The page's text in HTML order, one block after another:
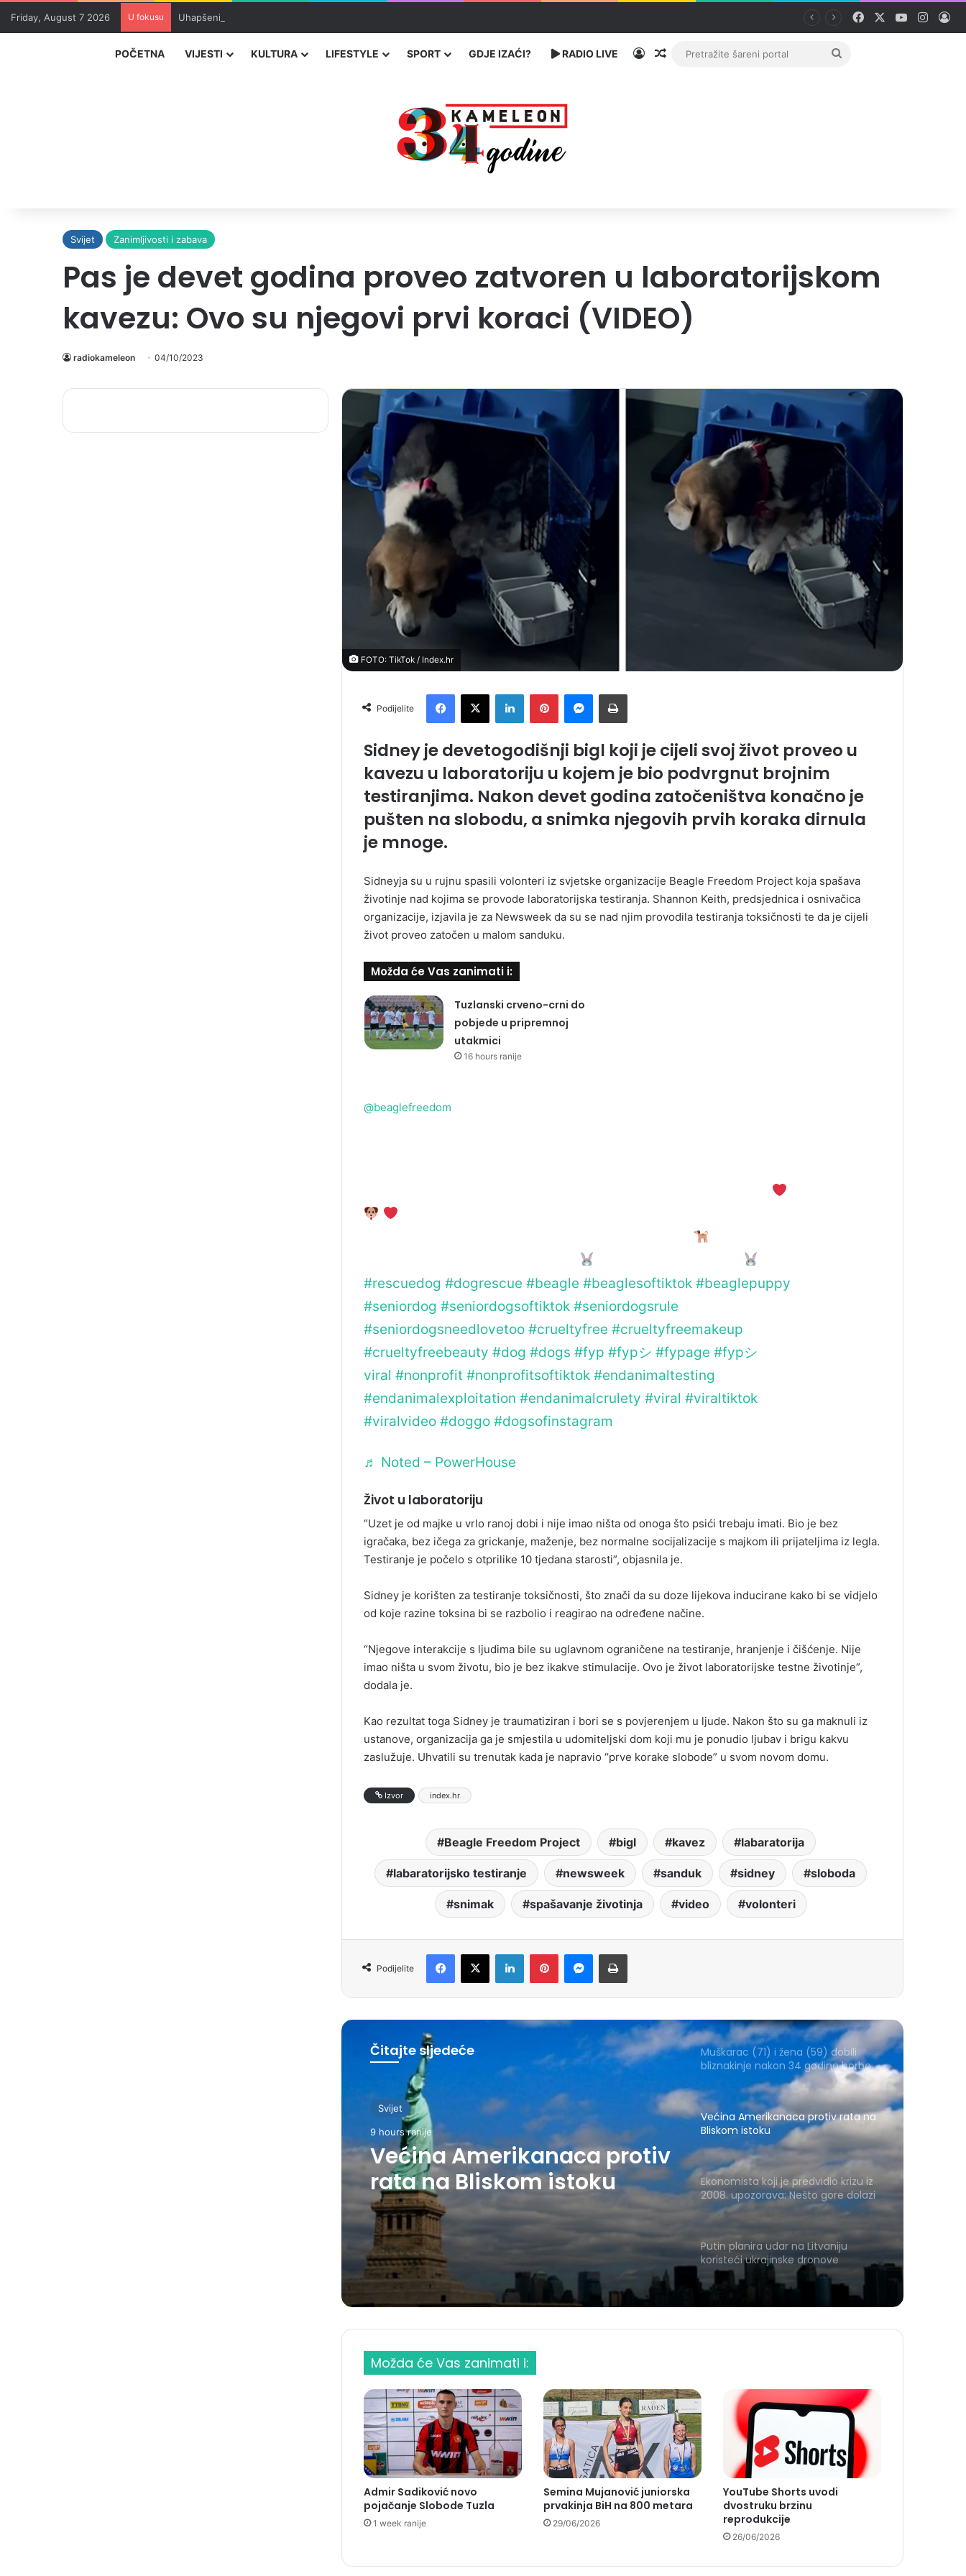
Friday, August 7 2026 U fokusu Uhapšeni organizatori krijumčarenja migranata preko BiH i Balkana Facebook YouTube
POČETNA VIJESTI KULTURA LIFESTYLE SPORT GDJE IZAĆI? RADIO LIVE PrijavaRandom članak
Pretražite
Svijet Zanimljivosti i zabava
Pas je devet godina proveo zatvoren u laboratorijskom
kavezu: Ovo su njegovi prvi koraci (VIDEO)
radiokameleon 04/10/2023
FOTO: TikTok / Index.hr
Podijelite
Sidney je devetogodišnji bigl koji je cijeli svoj život proveo u
kavezu u laboratoriju u kojem je bio podvrgnut brojnim
testiranjima. Nakon devet godina zatočeništva konačno je
pušten na slobodu, a snimka njegovih prvih koraka dirnula
je mnoge.
Sidneyja su u rujnu spasili volonteri iz svjetske organizacije Beagle Freedom Project koja spašava
životinje nad kojima se provode laboratorijska testiranja. Shannon Keith, predsjednica i osnivačica
organizacije, izjavila je za Newsweek da su se nad njim provodila testiranja toksičnosti te da je cijeli
život proveo zatočen u malom sanduku.
Možda će Vas zanimati i:
Tuzlanski crveno-crni do
pobjede u pripremnoj
utakmici
16 hours ranije
@beaglefreedom
#rescuedog #dogrescue #beagle #beaglesoftiktok #beaglepuppy
#seniordog #seniordogsoftiktok #seniordogsrule
#seniordogsneedlovetoo #crueltyfree #crueltyfreemakeup
#crueltyfreebeauty #dog #dogs #fyp #fypシ #fypage #fypシ゚
viral #nonprofit #nonprofitsoftiktok #endanimaltesting
#endanimalexploitation #endanimalcrulety #viral #viraltiktok
#viralvideo #doggo #dogsofinstagram
♬ Noted – PowerHouse
Život u laboratoriju
“Uzet je od majke u vrlo ranoj dobi i nije imao ništa od onoga što psići trebaju imati. Bio je bez
igračaka, bez ičega za grickanje, maženje, bez normalne socijalizacije s majkom ili prijateljima iz legla.
Testiranje je počelo s otprilike 10 tjedana starosti”, objasnila je.
Sidney je korišten za testiranje toksičnosti, što znači da su doze lijekova inducirane kako bi se vidjelo
od koje razine toksina bi se razbolio i reagirao na određene načine.
“Njegove interakcije s ljudima bile su uglavnom ograničene na testiranje, hranjenje i čišćenje. Nije
imao ništa u svom životu, bio je bez ikakve stimulacije. Ovo je život laboratorijske testne životinje”,
dodala je.
Kao rezultat toga Sidney je traumatiziran i bori se s povjerenjem u ljude. Nakon što su ga maknuli iz
ustanove, organizacija ga je smjestila u udomiteljski dom koji mu je ponudio ljubav i brigu kakvu
zaslužuje. Uhvatili su trenutak kada je napravio “prve korake slobode” u svom novom domu.
Izvor index.hr
Beagle Freedom Project bigl kavez labaratorija
labaratorijsko testiranje newsweek sanduk sidney sloboda
snimak spašavanje životinja video volonteri
Podijelite
Čitajte sljedeće
Svijet
9 hours ranije
Većina Amerikanaca protiv
rata na Bliskom istoku
Muškarac (71) i žena (59) dobili
bliznakinje nakon 34 godine borbe
Većina Amerikanaca protiv rata na
Bliskom istoku
Ekonomista koji je predvidio krizu iz
2008. upozorava: Nešto gore dolazi
Putin planira udar na Litvaniju
koristeći ukrajinske dronove
Možda će Vas zanimati i:
Admir Sadiković novo
pojačanje Slobode Tuzla
1 week ranije
Semina Mujanović juniorska
prvakinja BiH na 800 metara
29/06/2026
YouTube Shorts uvodi
dvostruku brzinu
reprodukcije
26/06/2026